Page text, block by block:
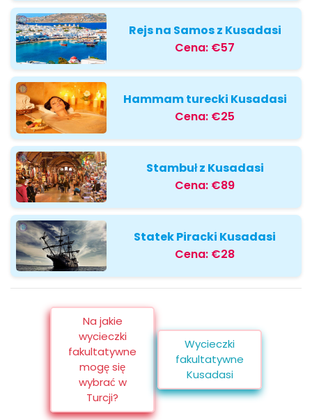
Rejs na Samos z Kusadasi
Cena: €57
Hammam turecki Kusadasi
Cena: €25
Stambuł z Kusadasi
Cena: €89
Statek Piracki Kusadasi
Cena: €28
Na jakie
wycieczki
fakultatywne
mogę się
wybrać w
Turcji?
Wycieczki
fakultatywne
Kusadasi